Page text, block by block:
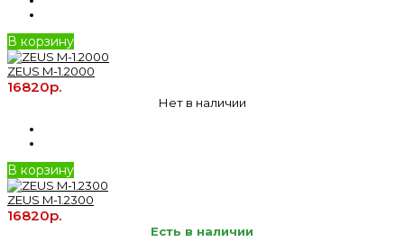
В корзину
ZEUS M-1.2000
16820р.
Нет в наличии
В корзину
ZEUS M-1.2300
16820р.
Есть в наличии